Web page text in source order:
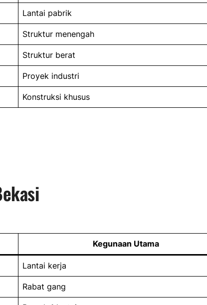
Lantai pabrik
Struktur menengah
Struktur berat
Proyek industri
Konstruksi khusus
Kegunaan Utama
Lantai kerja
Rabat gang